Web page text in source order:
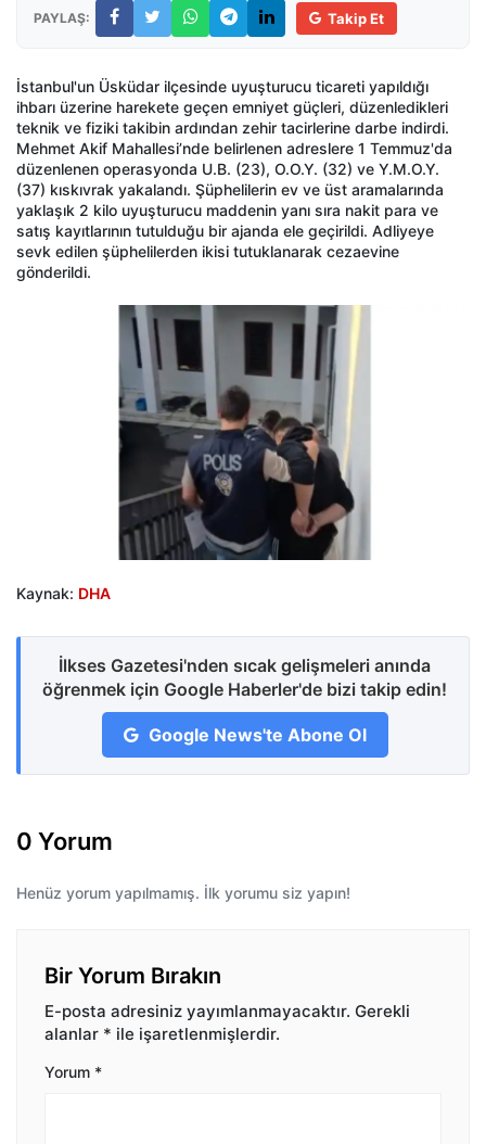
PAYLAŞ: Takip Et
İstanbul'un Üsküdar ilçesinde uyuşturucu ticareti yapıldığı
ihbarı üzerine harekete geçen emniyet güçleri, düzenledikleri
teknik ve fiziki takibin ardından zehir tacirlerine darbe indirdi.
Mehmet Akif Mahallesi’nde belirlenen adreslere 1 Temmuz'da
düzenlenen operasyonda U.B. (23), O.O.Y. (32) ve Y.M.O.Y.
(37) kıskıvrak yakalandı. Şüphelilerin ev ve üst aramalarında
yaklaşık 2 kilo uyuşturucu maddenin yanı sıra nakit para ve
satış kayıtlarının tutulduğu bir ajanda ele geçirildi. Adliyeye
sevk edilen şüphelilerden ikisi tutuklanarak cezaevine
gönderildi.
Kaynak: DHA
İlkses Gazetesi'nden sıcak gelişmeleri anında
öğrenmek için Google Haberler'de bizi takip edin!
Google News'te Abone Ol
0 Yorum
Henüz yorum yapılmamış. İlk yorumu siz yapın!
Bir Yorum Bırakın
E-posta adresiniz yayımlanmayacaktır. Gerekli
alanlar * ile işaretlenmişlerdir.
Yorum *